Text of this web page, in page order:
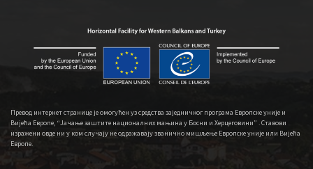
Превод интернет странице је омогућен уз средства заједничког програма Европске уније и
Вијећа Европе, “Јачање заштите националних мањина у Босни и Херцеговини” . Ставови
изражени овде ни у ком случају не одражавају званично мишљење Европске уније или Вијећа
Европе.